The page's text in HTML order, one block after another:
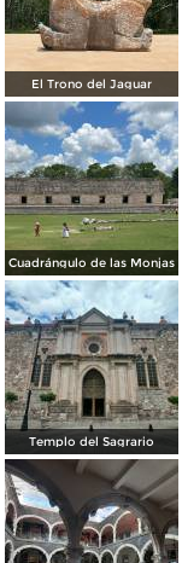
El Trono del Jaguar
Cuadrángulo de las Monjas
Templo del Sagrario